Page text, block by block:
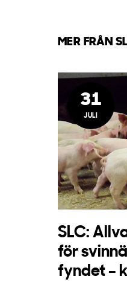
MER FRÅN
31
JULI
SLC:
för
fyndet –